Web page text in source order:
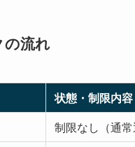
の流れ
状態・制限内容
制限なし（通常